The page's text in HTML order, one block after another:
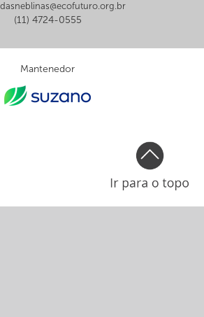
(11) 4724-0555
Mantenedor